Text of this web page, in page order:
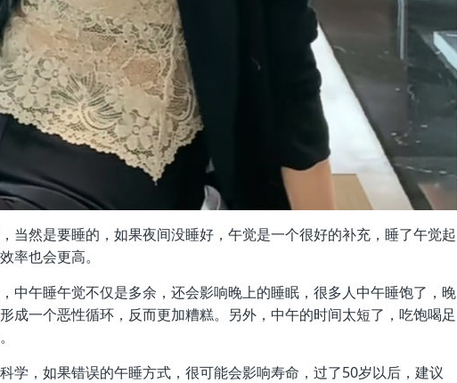
当然是要睡的，如果夜间没睡好，午觉是一个很好的补充，睡了午觉起
率也会更高。
中午睡午觉不仅是多余，还会影响晚上的睡眠，很多人中午睡饱了，晚
成一个恶性循环，反而更加糟糕。另外，中午的时间太短了，吃饱喝足
学，如果错误的午睡方式，很可能会影响寿命，过了50岁以后，建议